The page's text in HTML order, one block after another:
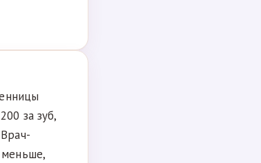
за зуб,
меньше,